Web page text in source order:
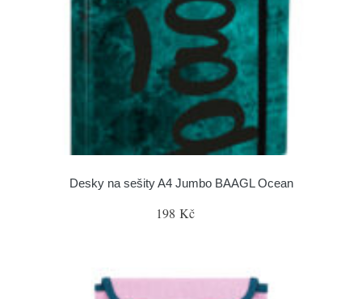
Desky na sešity A4 Jumbo BAAGL Ocean
198 Kč